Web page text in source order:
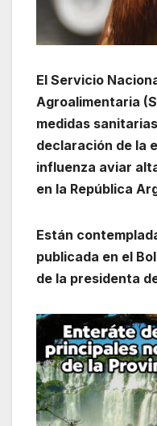
El Servicio
Agroalimentaria
medidas
declaración de la
influenza aviar
en la República
Están
publicada en el
de la presidenta